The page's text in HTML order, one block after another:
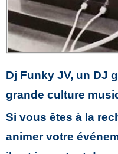
Dj Funky JV, un DJ
grande culture
Si vous êtes à la
animer votre